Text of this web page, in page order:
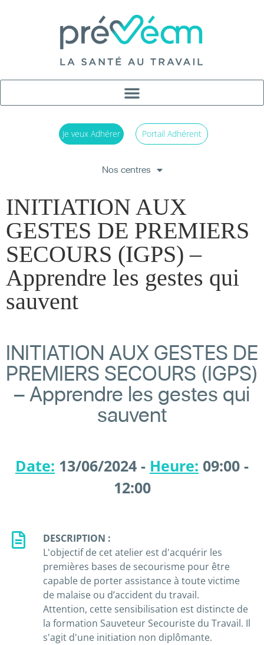
Je veux Adhérer Portail Adhérent
Nos centres
INITIATION AUX
GESTES DE PREMIERS
SECOURS (IGPS) –
Apprendre les gestes qui
sauvent
INITIATION AUX GESTES DE
PREMIERS SECOURS (IGPS)
– Apprendre les gestes qui
sauvent
Date: 13/06/2024 - Heure: 09:00 -
12:00
DESCRIPTION :
L'objectif de cet atelier est d'acquérir les
premières bases de secourisme pour être
capable de porter assistance à toute victime
de malaise ou d’accident du travail.
Attention, cette sensibilisation est distincte de
la formation Sauveteur Secouriste du Travail. Il
s'agit d'une initiation non diplômante.